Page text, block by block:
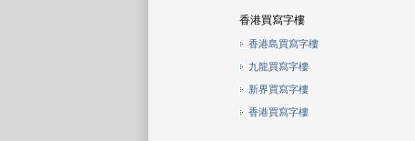
香港買寫字樓
香港島買寫字樓
九龍買寫字樓
新界買寫字樓
香港買寫字樓